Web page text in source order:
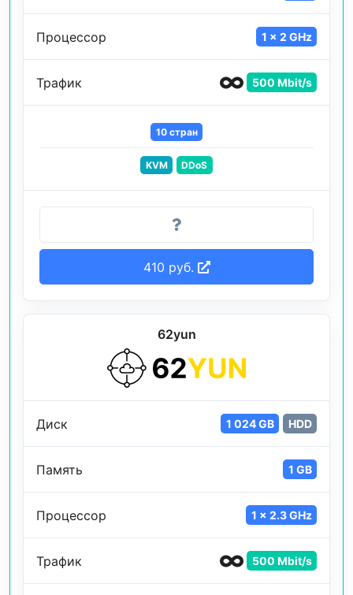
Процессор 1 x 2 GHz
Трафик 500 Mbit/s
10 стран
KVM DDoS
410 руб.
62yun
Диск 1 024 GB HDD
Память 1 GB
Процессор 1 x 2.3 GHz
Трафик 500 Mbit/s